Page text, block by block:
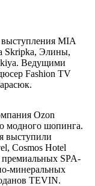
MIA
Skripka, Элины,
Ведущими
Fashion TV
Ozon
модного шопинга.
выступили
Cosmos Hotel
премиальных SPA-
минеральных
TEVIN.